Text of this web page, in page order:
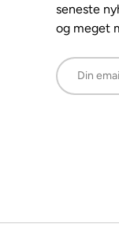
seneste
og meget
E-mail